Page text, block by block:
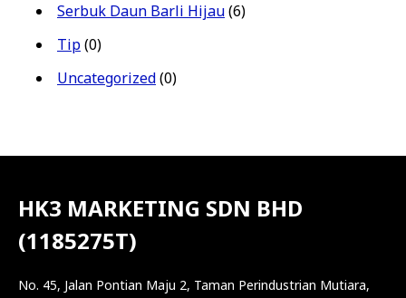
Serbuk Daun Barli Hijau(6)
Tip(0)
Uncategorized(0)
HK3 MARKETING SDN BHD
(1185275T)
No. 45, Jalan Pontian Maju 2, Taman Perindustrian Mutiara,